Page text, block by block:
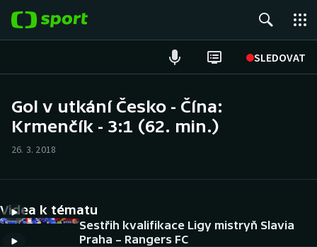
SLEDOVAT
Hokej
Cyklistika
Gol v utkání Česko - Čína:
Krmenčík - 3:1 (62. min.)
26. 3. 2018
Videa k tématu
Sestřih kvalifikace Ligy mistryň Slavia
Praha – Rangers FC